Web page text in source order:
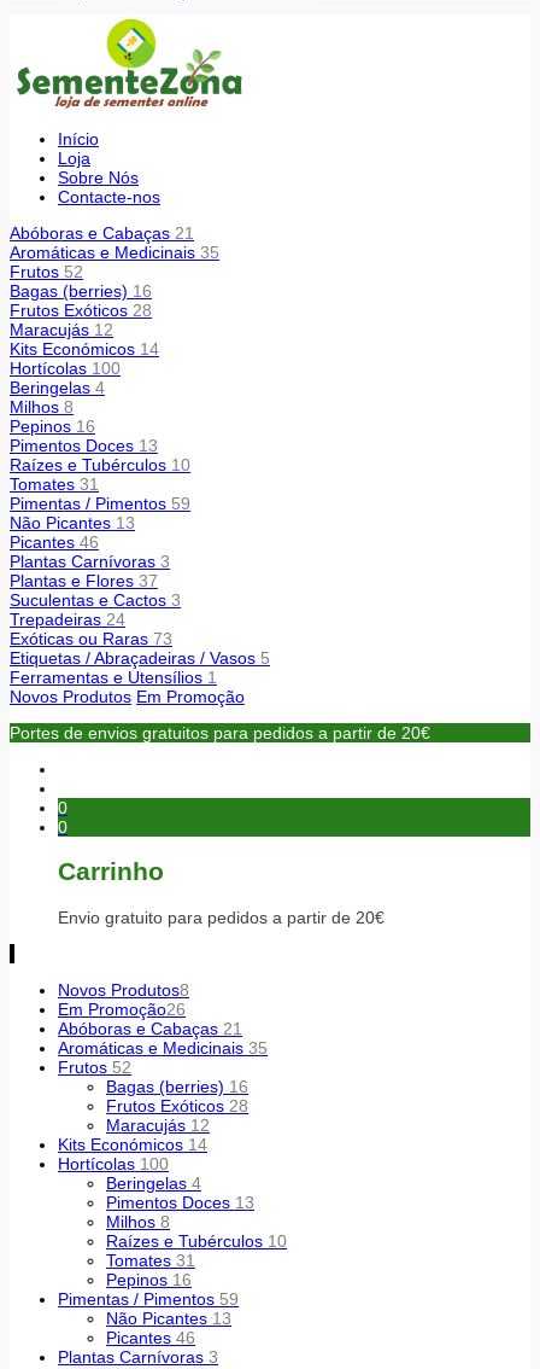
Início
Loja
Sobre Nós
Contacte-nos
Abóboras e Cabaças 21
Aromáticas e Medicinais 35
Frutos 52
Bagas (berries) 16
Frutos Exóticos 28
Maracujás 12
Kits Económicos 14
Hortícolas 100
Beringelas 4
Milhos 8
Pepinos 16
Pimentos Doces 13
Raízes e Tubérculos 10
Tomates 31
Pimentas / Pimentos 59
Não Picantes 13
Picantes 46
Plantas Carnívoras 3
Plantas e Flores 37
Suculentas e Cactos 3
Trepadeiras 24
Exóticas ou Raras 73
Etiquetas / Abraçadeiras / Vasos 5
Ferramentas e Utensílios 1
Novos Produtos Em Promoção
Portes de envios gratuitos para pedidos a partir de 20€
0
0
Carrinho
Envio gratuito para pedidos a partir de 20€
Novos Produtos8
Em Promoção26
Abóboras e Cabaças 21
Aromáticas e Medicinais 35
Frutos 52
Bagas (berries) 16
Frutos Exóticos 28
Maracujás 12
Kits Económicos 14
Hortícolas 100
Beringelas 4
Pimentos Doces 13
Milhos 8
Raízes e Tubérculos 10
Tomates 31
Pepinos 16
Pimentas / Pimentos 59
Não Picantes 13
Picantes 46
Plantas Carnívoras 3